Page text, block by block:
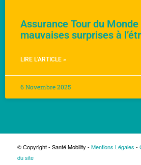
Assurance Tour du
mauvaises surprises à
LIRE L'ARTICLE »
6 Novembre 2025
© Copyright - Santé Mobility - Mentions Légales -
du site